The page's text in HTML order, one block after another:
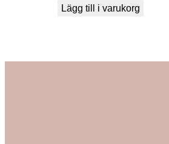
Lägg till i varukorg